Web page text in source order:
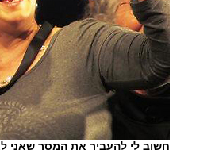
חשוב לי להעביר את המסר שאני